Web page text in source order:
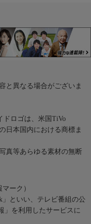
と異なる場合がございま
ドロゴは、米国TiVo
日本国内における商標ま
真等あらゆる素材の無断
ーク）
」といい、テレビ番組の公
」を利用したサービスに